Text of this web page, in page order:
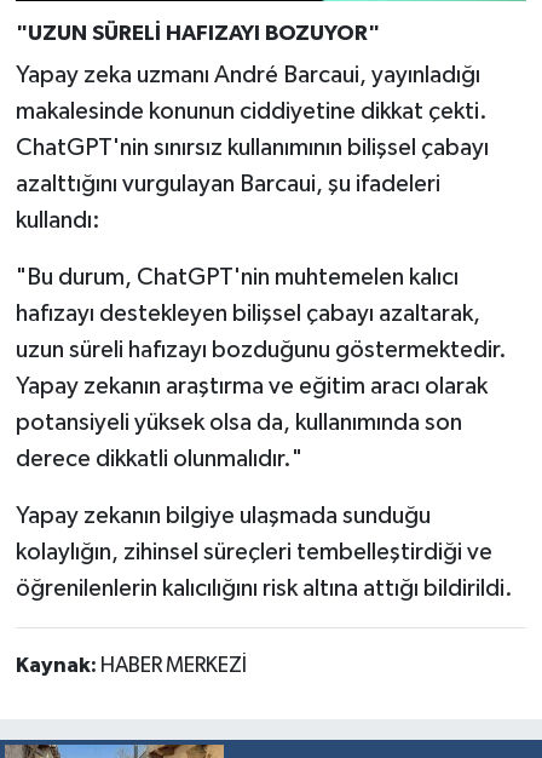
"UZUN SÜRELİ HAFIZAYI BOZUYOR"
Yapay zeka uzmanı André Barcaui, yayınladığı
makalesinde konunun ciddiyetine dikkat çekti.
ChatGPT'nin sınırsız kullanımının bilişsel çabayı
azalttığını vurgulayan Barcaui, şu ifadeleri
kullandı:
"Bu durum, ChatGPT'nin muhtemelen kalıcı
hafızayı destekleyen bilişsel çabayı azaltarak,
uzun süreli hafızayı bozduğunu göstermektedir.
Yapay zekanın araştırma ve eğitim aracı olarak
potansiyeli yüksek olsa da, kullanımında son
derece dikkatli olunmalıdır."
Yapay zekanın bilgiye ulaşmada sunduğu
kolaylığın, zihinsel süreçleri tembelleştirdiği ve
öğrenilenlerin kalıcılığını risk altına attığı bildirildi.
Kaynak: HABER MERKEZİ